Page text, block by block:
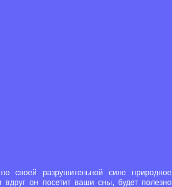
своей разрушительной силе природное
вдруг он посетит ваши сны, будет полезно